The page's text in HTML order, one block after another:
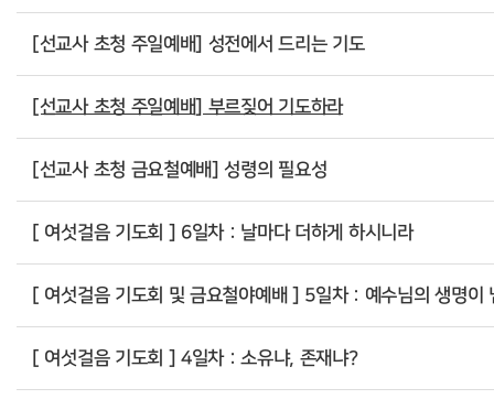
[선교사 초청 주일예배] 성전에서 드리는 기도
[선교사 초청 주일예배] 부르짖어 기도하라
[선교사 초청 금요철예배] 성령의 필요성
[ 여섯걸음 기도회 ] 6일차 : 날마다 더하게 하시니라
[ 여섯걸음 기도회 및 금요철야예배 ] 5일차 : 예수님의 생명이
[ 여섯걸음 기도회 ] 4일차 : 소유냐, 존재냐?